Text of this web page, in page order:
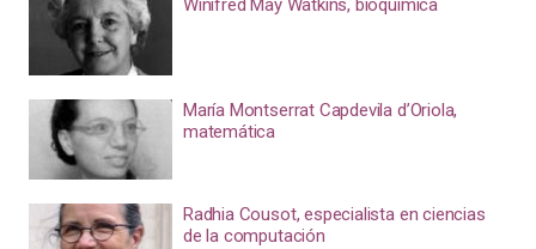
Winifred May Watkins, bioquímica
María Montserrat Capdevila d’Oriola,
matemática
Radhia Cousot, especialista en ciencias
de la computación